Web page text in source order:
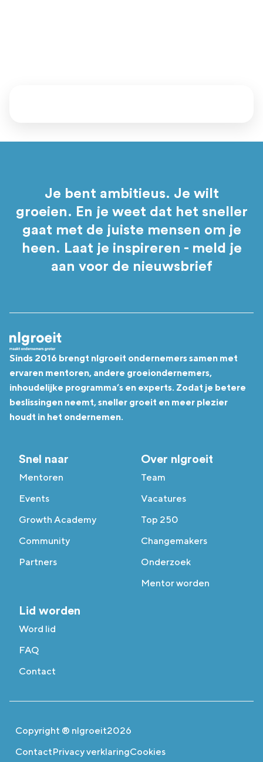
Je bent ambitieus. Je wilt
groeien. En je weet dat het sneller
gaat met de juiste mensen om je
heen. Laat je inspireren - meld je
aan voor de nieuwsbrief
Sinds 2016 brengt nlgroeit ondernemers samen met
ervaren mentoren, andere groeiondernemers,
inhoudelijke programma’s en experts. Zodat je betere
beslissingen neemt, sneller groeit en meer plezier
houdt in het ondernemen.
Snel naar
Mentoren
Events
Growth Academy
Community
Partners
Over nlgroeit
Team
Vacatures
Top 250
Changemakers
Onderzoek
Mentor worden
Lid worden
Word lid
FAQ
Contact
Copyright ® nlgroeit2026
ContactPrivacy verklaringCookies